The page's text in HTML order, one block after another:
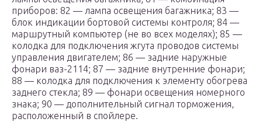
приборов: 82 — лампа освещения багажника; 83 —
блок индикации бортовой системы контроля; 84 —
маршрутный компьютер (не во всех моделях); 85 —
колодка для подключения жгута проводов системы
управления двигателем; 86 — задние наружные
фонари ваз-2114; 87 — задние внутренние фонари;
88 — колодка для подключения к элементу обогрева
заднего стекла; 89 — фонари освещения номерного
знака; 90 — дополнительный сигнал торможения,
расположенный в спойлере.